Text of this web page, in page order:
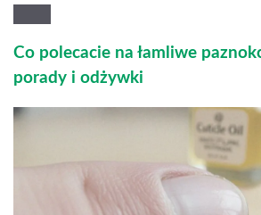
Co polecacie na łamliwe
porady i odżywki